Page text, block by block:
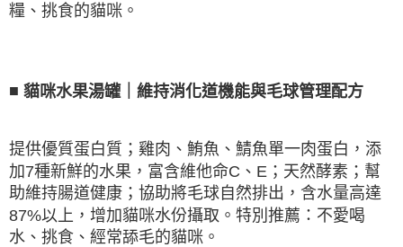
糧、挑食的貓咪。
■ 貓咪水果湯罐｜維持消化道機能與毛球管理配方
提供優質蛋白質；雞肉、鮪魚、鯖魚單一肉蛋白，添
加7種新鮮的水果，富含維他命C 、 E ；天然酵素；幫
助維持腸道健康；協助將毛球自然排出，含水量高達
87%以上，增加貓咪水份攝取。特別推薦：不愛喝
水、挑食、經常舔毛的貓咪。